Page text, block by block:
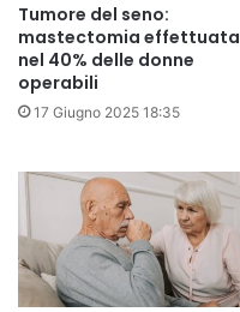
Tumore del seno:
mastectomia effettuata
nel 40% delle donne
operabili
17 Giugno 2025 18:35